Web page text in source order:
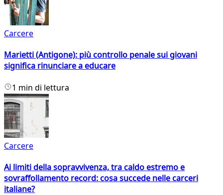
Carcere
Marietti (Antigone): più controllo penale sui giovani
significa rinunciare a educare
1 min di lettura
Carcere
Ai limiti della sopravvivenza, tra caldo estremo e
sovraffollamento record: cosa succede nelle carceri
italiane?